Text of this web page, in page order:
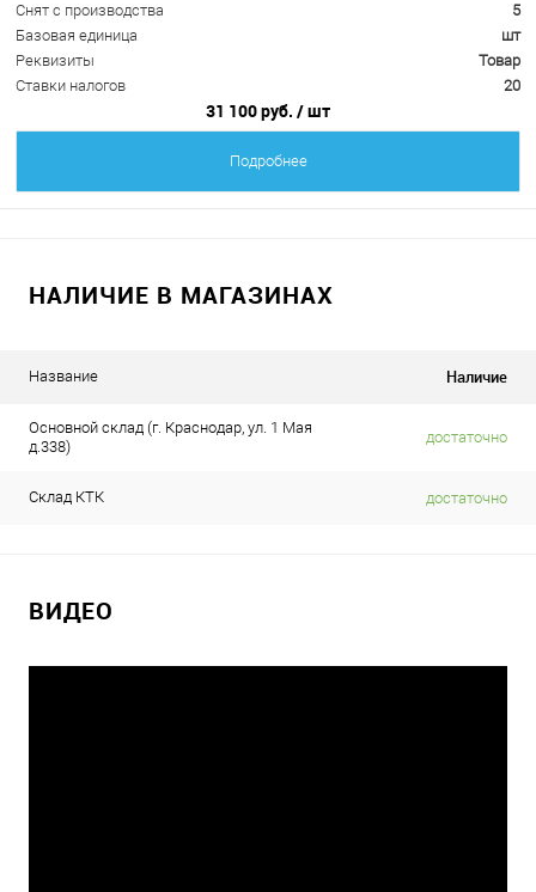
Снят с производства
5
Базовая единица
шт
Реквизиты
Товар
Ставки налогов
20
31 100 руб. / шт
Подробнее
НАЛИЧИЕ В МАГАЗИНАХ
Название Наличие
Основной склад (г. Краснодар, ул. 1 Мая
д.338)
достаточно
Склад КТК достаточно
ВИДЕО